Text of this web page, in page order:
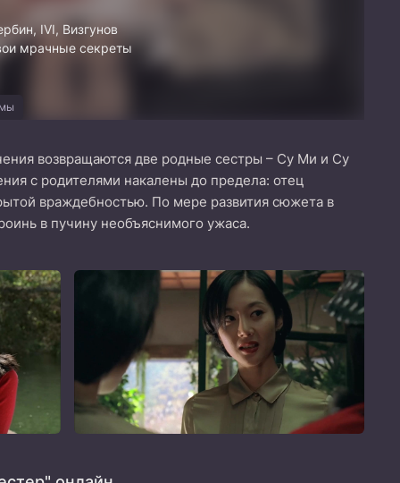
IVI, Визгунов
мрачные секреты
возвращаются две родные сестры – Су Ми и Су
с родителями накалены до предела: отец
враждебностью. По мере развития сюжета в
в пучину необъяснимого ужаса.